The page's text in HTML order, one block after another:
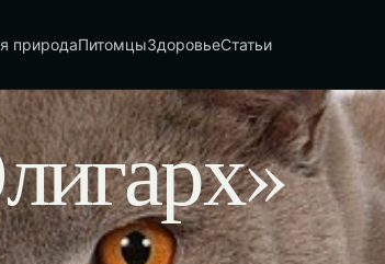
природаПитомцыЗдоровьеСтатьи